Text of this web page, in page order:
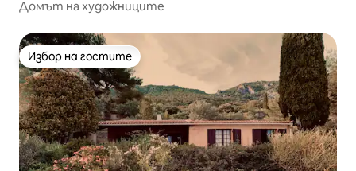
Домът на художниците
Избор на гостите
Избор на гостите